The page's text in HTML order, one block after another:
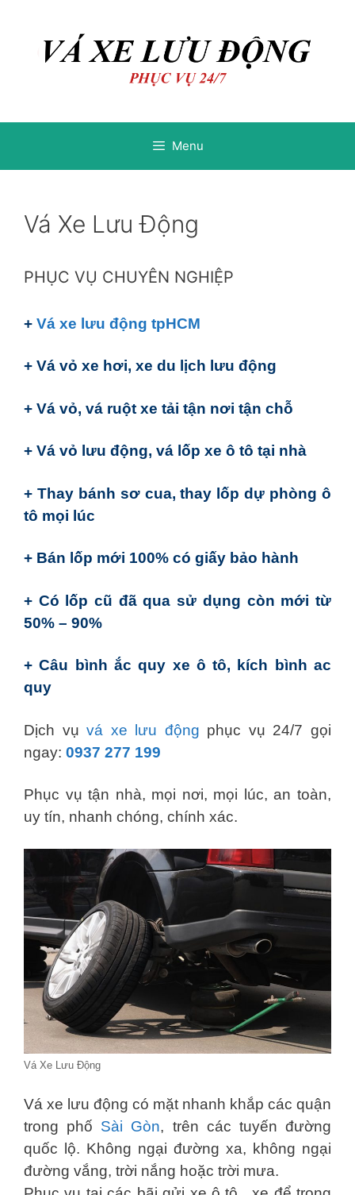
Menu
Vá Xe Lưu Động
PHỤC VỤ CHUYÊN NGHIỆP
+ Vá xe lưu động tpHCM
+ Vá vỏ xe hơi, xe du lịch lưu động
+ Vá vỏ, vá ruột xe tải tận nơi tận chỗ
+ Vá vỏ lưu động, vá lốp xe ô tô tại nhà
+ Thay bánh sơ cua, thay lốp dự phòng ô
tô mọi lúc
+ Bán lốp mới 100% có giấy bảo hành
+ Có lốp cũ đã qua sử dụng còn mới từ
50% – 90%
+ Câu bình ắc quy xe ô tô, kích bình ac
quy
Dịch vụvá xe lưu động phục vụ 24/7 gọi
ngay: 0937 277 199
Phục vụ tận nhà, mọi nơi, mọi lúc, an toàn,
uy tín, nhanh chóng, chính xác.
Vá Xe Lưu Động
Vá xe lưu động có mặt nhanh khắp các quận
trong phố Sài Gòn, trên các tuyến đường
quốc lộ. Không ngại đường xa, không ngại
đường vắng, trời nắng hoặc trời mưa.